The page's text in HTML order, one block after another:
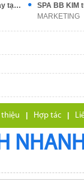
Queen Bình An Spa tuyển KTV lương cao đi làm ngay tại Q6
MARKETING
thiệu | Hợp tác |